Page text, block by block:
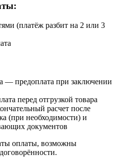
(платёж разбит на 2 или 3
— предоплата при заключении
перед отгрузкой товара
расчет после
(при необходимости) и
документов
оплаты, возможны